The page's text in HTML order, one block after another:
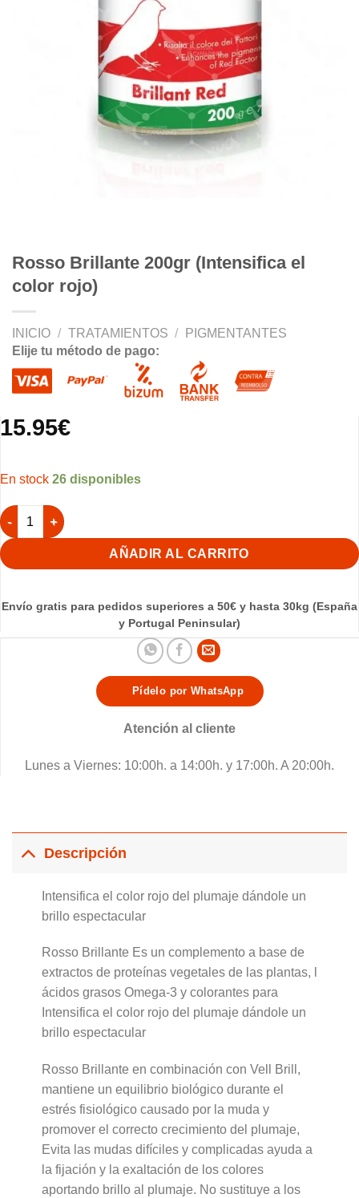
Rosso Brillante 200gr (Intensifica el
color rojo)
INICIO / TRATAMIENTOS /
PIGMENTANTES
Elije tu método de pago:
15.95€
26 disponibles
Rosso Brillante 200gr (Intensifica el color rojo) cantidad
AÑADIR AL CARRITO
Envío gratis para pedidos superiores a 50€ y hasta 30kg (España
y Portugal Peninsular)
Pídelo por WhatsApp
Atención al cliente
Lunes a Viernes: 10:00h. a 14:00h. y 17:00h. A 20:00h.
Descripción
Intensifica el color rojo del plumaje dándole un
brillo espectacular
Rosso Brillante Es un complemento a base de
extractos de proteínas vegetales de las plantas, l
ácidos grasos Omega-3 y colorantes para
Intensifica el color rojo del plumaje dándole un
brillo espectacular
Rosso Brillante en combinación con Vell Brill,
mantiene un equilibrio biológico durante el
estrés fisiológico causado por la muda y
promover el correcto crecimiento del plumaje,
Evita las mudas difíciles y complicadas ayuda a
la fijación y la exaltación de los colores
aportando brillo al plumaje. No sustituye a los